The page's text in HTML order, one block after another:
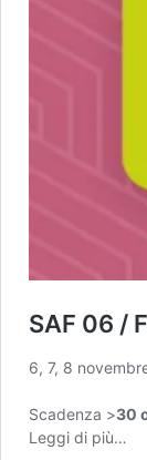
SAF 06 /
6, 7, 8
Scadenza >30
Leggi di più…